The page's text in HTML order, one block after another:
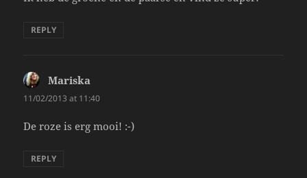
REPLY
Mariska
11/02/2013 at 11:40
De roze is erg mooi! :-)
REPLY